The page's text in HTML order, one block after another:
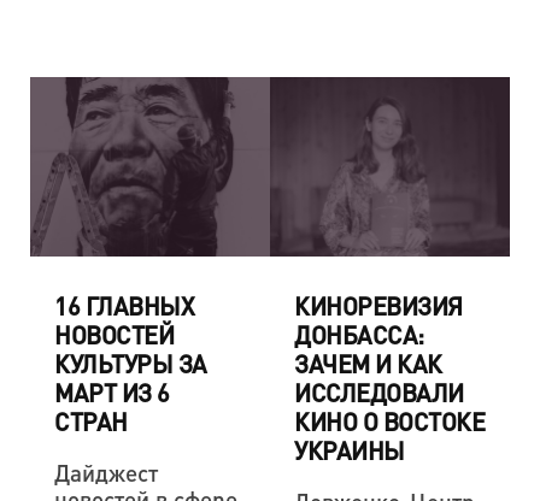
16 ГЛАВНЫХ
НОВОСТЕЙ
КУЛЬТУРЫ ЗА
МАРТ ИЗ 6
СТРАН
Дайджест
КИНОРЕВИЗИЯ
ДОНБАССА:
ЗАЧЕМ И КАК
ИССЛЕДОВАЛИ
КИНО О ВОСТОКЕ
УКРАИНЫ